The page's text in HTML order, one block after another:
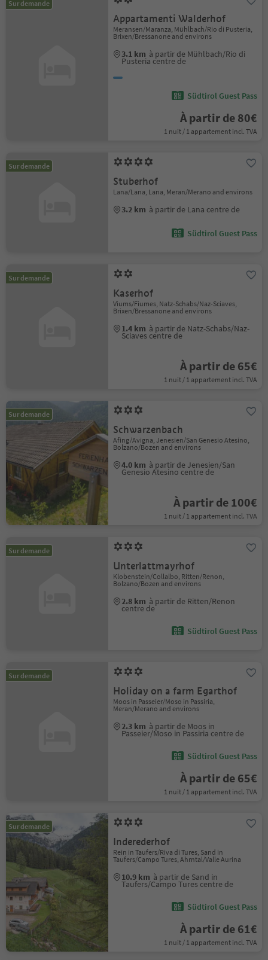
Sur demande
Appartamenti Walderhof
Meransen/Maranza, Mühlbach/Rio di Pusteria,
Brixen/Bressanone and environs
3.1 km à partir de Mühlbach/Rio di
Pusteria centre de
Südtirol Guest Pass
À partir de 80€
1 nuit / 1 appartement incl. TVA
Sur demande
Stuberhof
Lana/Lana, Lana, Meran/Merano and environs
3.2 km à partir de Lana centre de
Südtirol Guest Pass
Sur demande
Kaserhof
Viums/Fiumes, Natz-Schabs/Naz-Sciaves,
Brixen/Bressanone and environs
1.4 km à partir de Natz-Schabs/Naz-
Sciaves centre de
À partir de 65€
1 nuit / 1 appartement incl. TVA
Sur demande
Schwarzenbach
Afing/Avigna, Jenesien/San Genesio Atesino,
Bolzano/Bozen and environs
4.0 km à partir de Jenesien/San
Genesio Atesino centre de
À partir de 100€
1 nuit / 1 appartement incl. TVA
Sur demande
Unterlattmayrhof
Klobenstein/Collalbo, Ritten/Renon,
Bolzano/Bozen and environs
2.8 km à partir de Ritten/Renon
centre de
Südtirol Guest Pass
Sur demande
Holiday on a farm Egarthof
Moos in Passeier/Moso in Passiria,
Meran/Merano and environs
2.3 km à partir de Moos in
Passeier/Moso in Passiria centre de
Südtirol Guest Pass
À partir de 65€
1 nuit / 1 appartement incl. TVA
Sur demande
Inderederhof
Rein in Taufers/Riva di Tures, Sand in
Taufers/Campo Tures, Ahrntal/Valle Aurina
10.9 km à partir de Sand in
Taufers/Campo Tures centre de
Südtirol Guest Pass
À partir de 61€
1 nuit / 1 appartement incl. TVA